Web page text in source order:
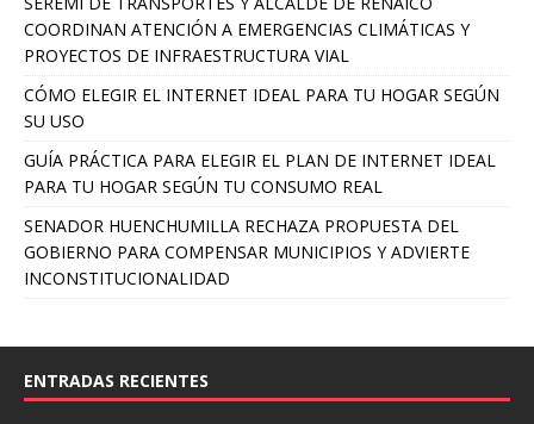
COORDINAN ATENCIÓN A EMERGENCIAS CLIMÁTICAS Y
PROYECTOS DE INFRAESTRUCTURA VIAL
CÓMO ELEGIR EL INTERNET IDEAL PARA TU HOGAR SEGÚN
SU USO
GUÍA PRÁCTICA PARA ELEGIR EL PLAN DE INTERNET IDEAL
PARA TU HOGAR SEGÚN TU CONSUMO REAL
SENADOR HUENCHUMILLA RECHAZA PROPUESTA DEL
GOBIERNO PARA COMPENSAR MUNICIPIOS Y ADVIERTE
INCONSTITUCIONALIDAD
ENTRADAS RECIENTES